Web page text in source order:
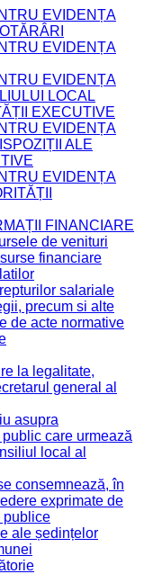
EVIDENȚA
EVIDENȚA
EVIDENȚA
LOCAL
EXECUTIVE
EVIDENȚA
ALE
EVIDENȚA
FINANCIARE
de venituri
financiare
salariale
precum si alte
de acte normative
la legalitate,
general al
asupra
care urmează
local al
consemnează, în
exprimate de
publice
ale ședințelor